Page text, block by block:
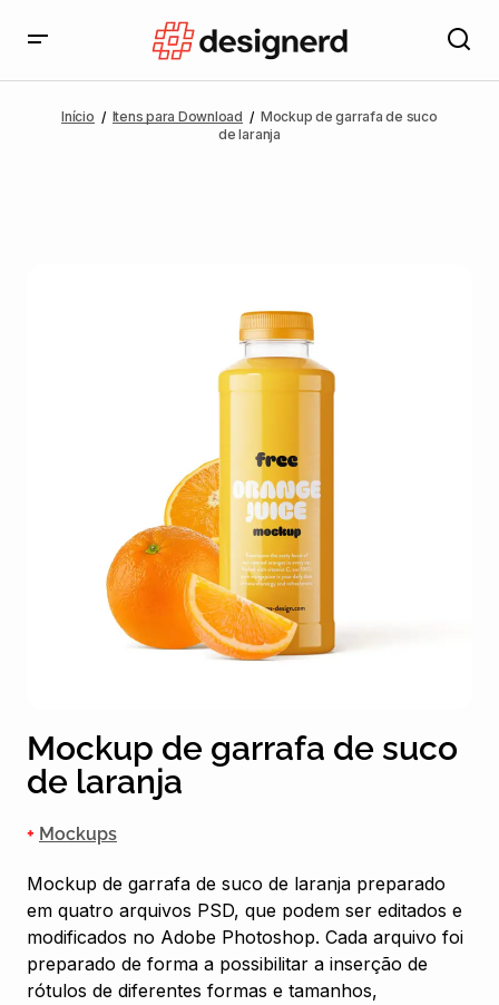
Início Itens para Download
Mockup de garrafa de suco
de laranja
Mockup de garrafa de suco
de laranja
+ Mockups
Mockup de garrafa de suco de laranja preparado
em quatro arquivos PSD, que podem ser editados e
modificados no Adobe Photoshop. Cada arquivo foi
preparado de forma a possibilitar a inserção de
rótulos de diferentes formas e tamanhos,